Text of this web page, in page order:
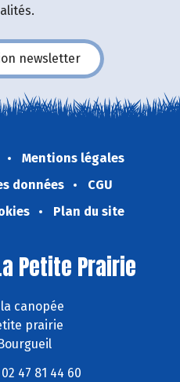
newsletter
Mentions légales
données
CGU
Plan du site
Petite Prairie
canopée
prairie
47 81 44 60